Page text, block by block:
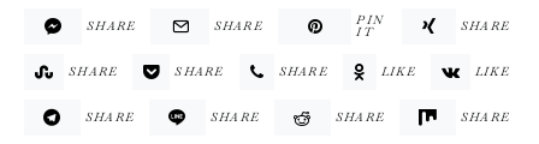
SHARE SHARE PIN
IT SHARE
SHARE SHARE SHARE LIKE LIKE
SHARE SHARE SHARE SHARE